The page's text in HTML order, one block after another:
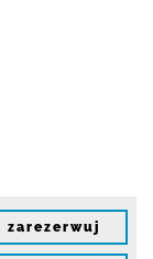
zarezerwuj